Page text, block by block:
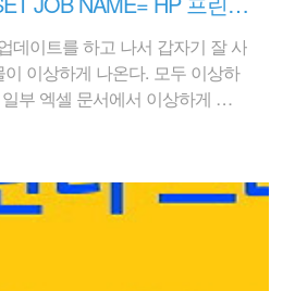
데이트를 하고 나서 갑자기 잘 사
이상하게 나온다. 모두 이상하
부 엑셀 문서에서 이상하게 나
. @PJL SET JOB
COMMENT="HP Officejet 7510
첫번째 장이 인쇄되고 지진파?